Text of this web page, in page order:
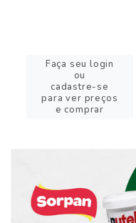
Faça seu login
ou
cadastre-se
para ver preços
e comprar